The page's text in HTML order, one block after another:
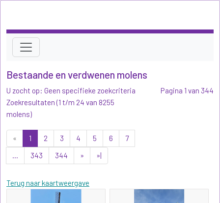
Bestaande en verdwenen molens
U zocht op: Geen specifieke zoekcriteria
Zoekresultaten (1 t/m 24 van 8255
molens)
« 1 2 3 4 5 6
7
...
343 344 » »|
Terug naar kaartweergave
Pagina 1 van 344